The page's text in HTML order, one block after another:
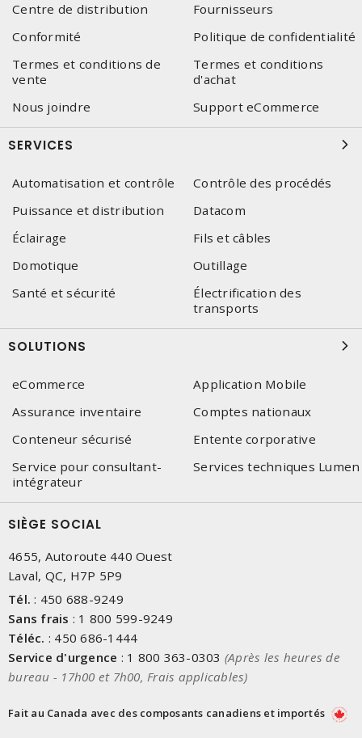
Centre de distribution
Fournisseurs
Conformité
Politique de confidentialité
Termes et conditions de
vente
Termes et conditions
d'achat
Nous joindre
Support eCommerce
SERVICES
Automatisation et contrôle
Contrôle des procédés
Puissance et distribution
Datacom
Éclairage
Fils et câbles
Domotique
Outillage
Santé et sécurité
Électrification des
transports
SOLUTIONS
eCommerce
Application Mobile
Assurance inventaire
Comptes nationaux
Conteneur sécurisé
Entente corporative
Service pour consultant-
intégrateur
Services techniques Lumen
SIÈGE SOCIAL
4655, Autoroute 440 Ouest
Laval, QC, H7P 5P9
Tél. : 450 688-9249
Sans frais : 1 800 599-9249
Téléc. : 450 686-1444
Service d'urgence : 1 800 363-0303 (Après les heures de
bureau - 17h00 et 7h00, Frais applicables)
Fait au Canada avec des composants canadiens et importés